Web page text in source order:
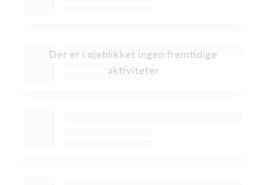
Der er i øjeblikket ingen fremtidige
aktiviteter